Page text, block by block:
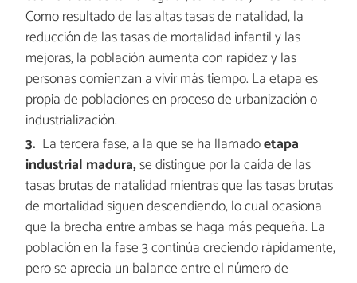
Como resultado de las altas tasas de natalidad, la
reducción de las tasas de mortalidad infantil y las
mejoras, la población aumenta con rapidez y las
personas comienzan a vivir más tiempo. La etapa es
propia de poblaciones en proceso de urbanización o
industrialización.
La tercera fase, a la que se ha llamadoetapa
industrial madura,se distingue por la caída de las
tasas brutas de natalidad mientras que las tasas brutas
de mortalidad siguen descendiendo, lo cual ocasiona
que la brecha entre ambas se haga más pequeña. La
población en la fase 3 continúa creciendo rápidamente,
pero se aprecia un balance entre el número de